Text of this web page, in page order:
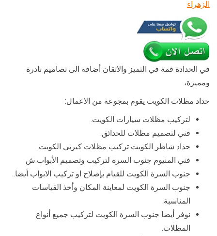
الزهراء
في الحدادة قمة في التميز والاتقان أضافة الى تصاميم نادرة
ومميزة،
حداد مظلات الكويت يقوم بمجوعة من الاعمال:
لتركيب مظلات سيارات الكويت.
فني لتصميم مظلات للحدائق.
حداد شاطر الكويت تركيب مظلات كيربي الكويت.
فني المنيوم جنوب السرة لتركيب وتصميم الأبواب.ش
جنوب السرة الكويت للقيام بإصلاح او تركيب الابواب أيضا.
جنوب السرة الكويت لمعاينة المكان وأخذ القياسات
المناسبة.
نوفر أيضا جنوب السرة الكويت لتركيب جميع أنواع
المظلات.